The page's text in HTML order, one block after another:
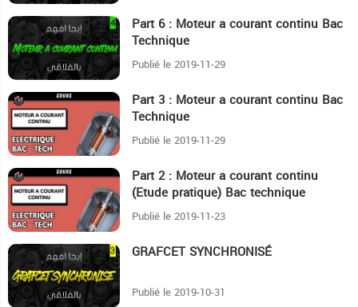
12:47 Part 6 : Moteur a courant continu Bac
Technique
Publié le 2019-11-29
4 Part 3 : Moteur a courant continu Bac
Technique
Publié le 2019-11-29
2:39 Part 2 : Moteur a courant continu
(Etude pratique) Bac technique
Publié le 2019-11-23
10:4 GRAFCET SYNCHRONISÉ
Publié le 2019-10-31